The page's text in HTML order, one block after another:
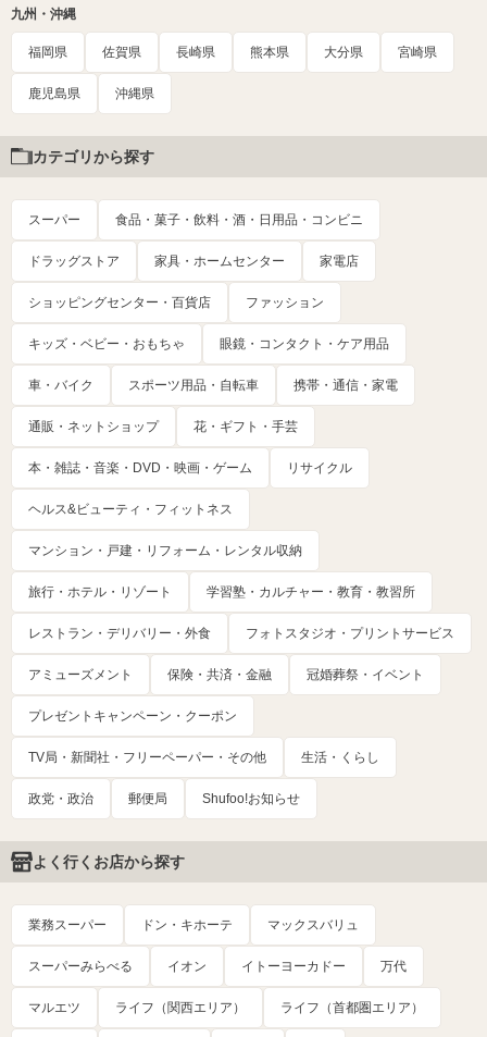
九州・沖縄
福岡県 佐賀県 長崎県 熊本県 大分県 宮崎県
鹿児島県 沖縄県
カテゴリから探す
スーパー 食品・菓子・飲料・酒・日用品・コンビニ
ドラッグストア 家具・ホームセンター 家電店
ショッピングセンター・百貨店 ファッション
キッズ・ベビー・おもちゃ 眼鏡・コンタクト・ケア用品
車・バイク スポーツ用品・自転車 携帯・通信・家電
通販・ネットショップ 花・ギフト・手芸
本・雑誌・音楽・DVD・映画・ゲーム リサイクル
ヘルス&ビューティ・フィットネス
マンション・戸建・リフォーム・レンタル収納
旅行・ホテル・リゾート 学習塾・カルチャー・教育・教習所
レストラン・デリバリー・外食 フォトスタジオ・プリントサービス
アミューズメント 保険・共済・金融 冠婚葬祭・イベント
プレゼントキャンペーン・クーポン
TV局・新聞社・フリーペーパー・その他 生活・くらし
政党・政治 郵便局 Shufoo!お知らせ
よく行くお店から探す
業務スーパー ドン・キホーテ マックスバリュ
スーパーみらべる イオン イトーヨーカドー 万代
マルエツ ライフ（関西エリア） ライフ（首都圏エリア）